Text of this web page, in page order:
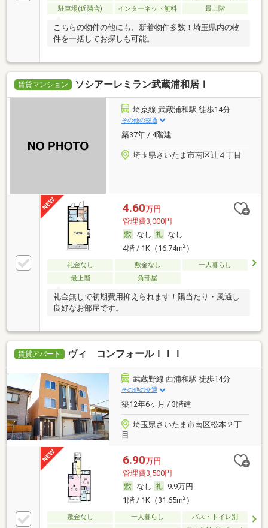
駐車場(近隣含)
インターネット無料 最上階
こちらの物件の他にも、新着物件多数！埼玉県内の物
件を一括してお探しも可能。
賃貸マンション ソシアーレミラン武蔵浦和居Ｉ
埼京線 武蔵浦和駅 徒歩14分
その他の交通
築37年 / 4階建
埼玉県さいたま市南区辻４丁目
4.60万円
管理費3,000円
なし
なし
4階 / 1K（16.74m2）
礼金なし 敷金なし
一人暮らし
最上階
角部屋
礼金無しで初期費用抑えられます！陽当たり・風通し
良好なお部屋です。
賃貸アパート ヴィ コンフォールＩＩＩ
武蔵野線 西浦和駅 徒歩14分
その他の交通
築12年6ヶ月 / 3階建
埼玉県さいたま市南区松本２丁
目
6.90万円
管理費3,500円
なし
9.9万円
1階 / 1K（31.65m2）
敷金なし 一人暮らし バス・トイレ別